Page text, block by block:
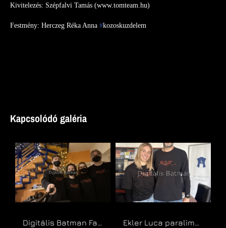
Kivitelezés: Szépfalvi Tamás (www.tomteam.hu)
Festmény: Herczeg Réka Anna #kozoskuzdelem
Kapcsolódó galéria
Digitális Batman Family Ekler Luca paralimpiai bajnok